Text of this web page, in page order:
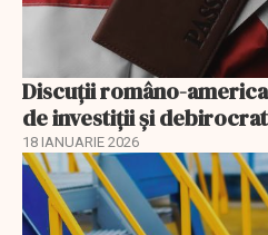
Discuţii româno-
de investiţii şi
18 IANUARIE 2026